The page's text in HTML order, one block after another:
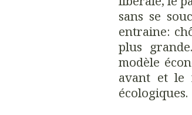
sans se
entraine:
plus
modèle
avant et le
écologiques.